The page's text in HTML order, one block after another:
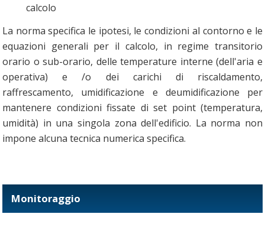
calcolo
La norma specifica le ipotesi, le condizioni al contorno e le
equazioni generali per il calcolo, in regime transitorio
orario o sub-orario, delle temperature interne (dell'aria e
operativa) e /o dei carichi di riscaldamento,
raffrescamento, umidificazione e deumidificazione per
mantenere condizioni fissate di set point (temperatura,
umidità) in una singola zona dell'edificio. La norma non
impone alcuna tecnica numerica specifica.
Monitoraggio